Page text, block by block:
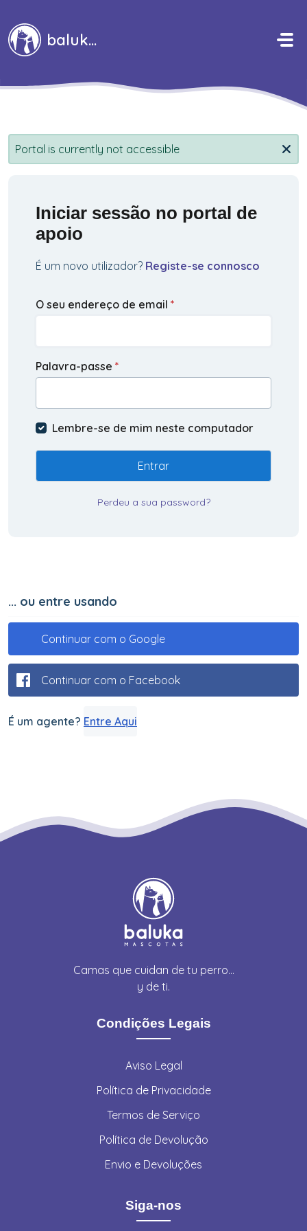
baluka
Portal is currently not accessible
Iniciar sessão no portal de
apoio
É um novo utilizador? Registe-se connosco
O seu endereço de email *
Palavra-passe *
Lembre-se de mim neste computador
Entrar
Perdeu a sua password?
... ou entre usando
Continuar com o Google
Continuar com o Facebook
É um agente? Entre Aqui
Camas que cuidan de tu perro…
y de ti.
Condições Legais
Aviso Legal
Política de Privacidade
Termos de Serviço
Política de Devolução
Envio e Devoluções
Siga-nos